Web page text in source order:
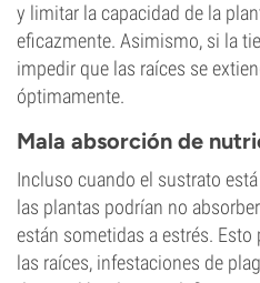
y limitar la capacidad de la
eficazmente. Asimismo, si la
impedir que las raíces se
óptimamente.
Mala absorción de
Incluso cuando el sustrato
las plantas podrían no
están sometidas a estrés. Esto
las raíces, infestaciones de